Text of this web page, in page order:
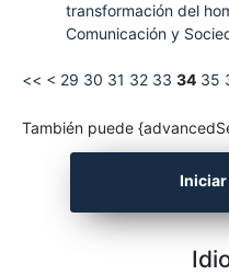
transformación del
Comunicación y
<< < 29 30 31 32 33 34 35
También puede